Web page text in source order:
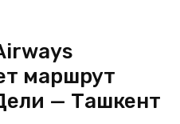
маршрут
— Ташкент